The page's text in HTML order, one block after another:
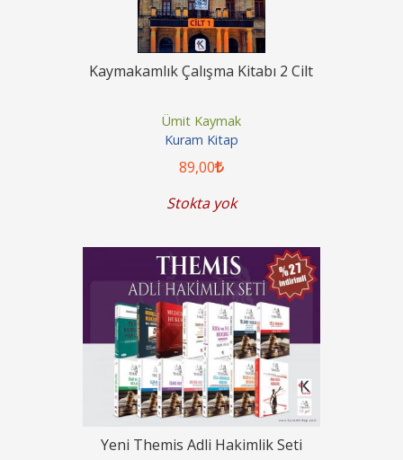
Kaymakamlık Çalışma Kitabı 2 Cilt
Ümit Kaymak
Kuram Kitap
89,00
Stokta yok
Yeni Themis Adli Hakimlik Seti